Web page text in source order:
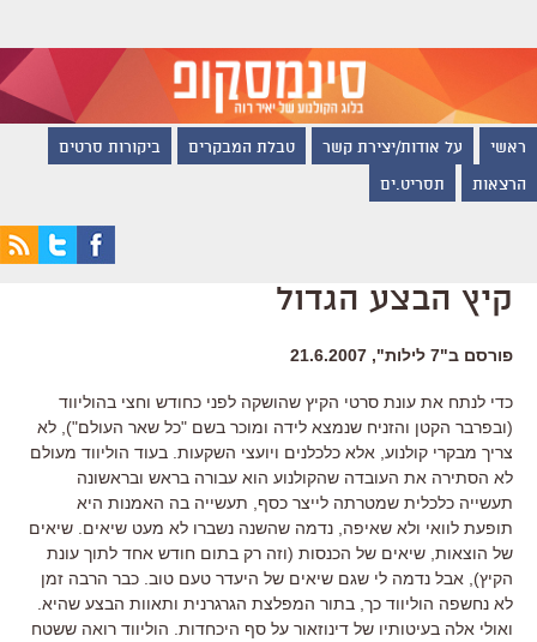
ראשי על אודות/יצירת קשר טבלת המבקרים ביקורות סרטים
הרצאות תסריט.ים
קיץ הבצע הגדול
פורסם ב"7 לילות", 21.6.2007
כדי לנתח את עונת סרטי הקיץ שהושקה לפני כחודש וחצי בהוליווד
(ובפרבר הקטן והזניח שנמצא לידה ומוכר בשם "כל שאר העולם"), לא
צריך מבקרי קולנוע, אלא כלכלנים ויועצי השקעות. בעוד הוליווד מעולם
לא הסתירה את העובדה שהקולנוע הוא עבורה בראש ובראשונה
תעשייה כלכלית שמטרתה לייצר כסף, תעשייה בה האמנות היא
תופעת לוואי ולא שאיפה, נדמה שהשנה נשברו לא מעט שיאים. שיאים
של הוצאות, שיאים של הכנסות (וזה רק בתום חודש אחד לתוך עונת
הקיץ), אבל נדמה לי שגם שיאים של היעדר טעם טוב. כבר הרבה זמן
לא נחשפה הוליווד כך, בתור המפלצת הגרגרנית ותאוות הבצע שהיא.
ואולי אלה בעיטותיו של דינוזאור על סף היכחדות. הוליווד רואה ששטח